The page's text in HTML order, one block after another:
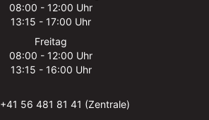
08:00 - 12:00 Uhr
13:15 - 17:00 Uhr
Freitag
08:00 - 12:00 Uhr
13:15 - 16:00 Uhr
+41 56 481 81 41 (Zentrale)